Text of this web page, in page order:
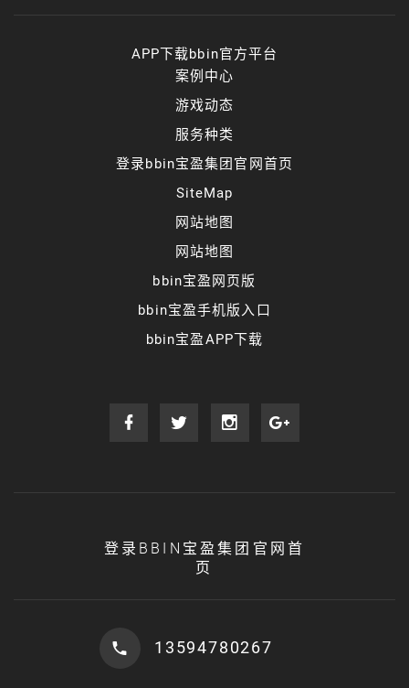
APP下载bbin官方平台
案例中心
游戏动态
服务种类
登录bbin宝盈集团官网首页
SiteMap
网站地图
网站地图
bbin宝盈网页版
bbin宝盈手机版入口
bbin宝盈APP下载
登录BBIN宝盈集团官网首
页
13594780267